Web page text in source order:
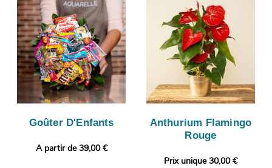
Goûter D'Enfants
A partir de 39,00 €
Anthurium Flamingo
Rouge
Prix unique 30,00 €